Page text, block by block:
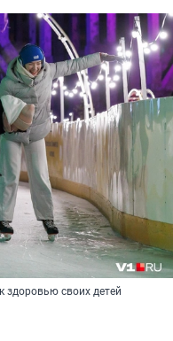
здоровью своих детей